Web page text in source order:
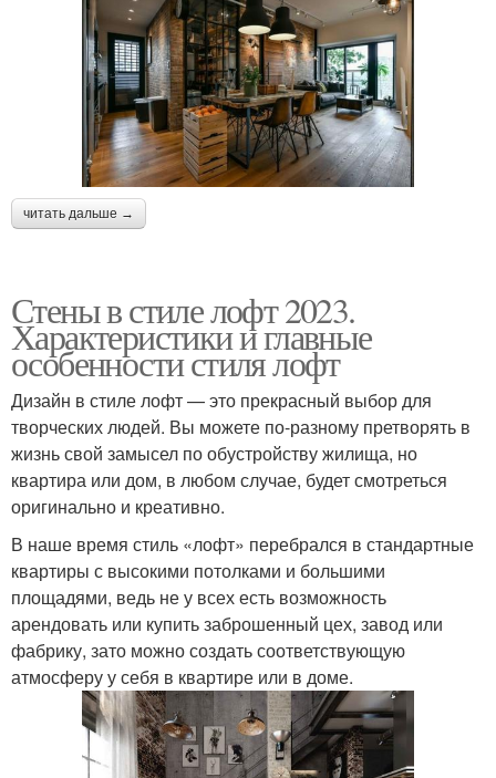
читать дальше →
Стены в стиле лофт 2023.
Характеристики и главные
особенности стиля лофт
Дизайн в стиле лофт — это прекрасный выбор для
творческих людей. Вы можете по-разному претворять в
жизнь свой замысел по обустройству жилища, но
квартира или дом, в любом случае, будет смотреться
оригинально и креативно.
В наше время стиль «лофт» перебрался в стандартные
квартиры с высокими потолками и большими
площадями, ведь не у всех есть возможность
арендовать или купить заброшенный цех, завод или
фабрику, зато можно создать соответствующую
атмосферу у себя в квартире или в доме.